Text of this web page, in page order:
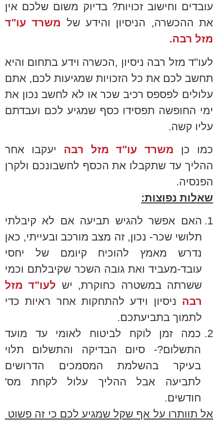
עובדים וחישוב זכויות? בדיוק משום שלכם אין
את ההכשרה, הניסיון והידע של משרד עו"ד
מזל רבה.
לעו"ד מזל רבה ניסיון ,הכשרה וידע בתחום והיא
תחשב לכם את כל הזכויות שמגיעות לכם, אתם
עלולים לפספס רכיב שכר או לא לחשב נכון את
ימי החופשה תפסידו כסף שמגיע לכם ועבדתם
עליו קשה.
כמו כן משרד עו"ד מזל רבה יעקבו אחר
ההליך עד שתקבלו את הכסף לחשבונכם ולקרן
הפנסיה.
שאלות נפוצות:
1. האם אפשר להגיש תביעה אם לא קיבלתי
תלושי שכר- נכון, זה מצב מורכב ובעייתי, כאן
נדרש מאמץ להוכיח קיומם של יחסי
עובד-מעביד ואת גובה השכר שקיבלתם וכמי
ששרתה במשטרה כחוקרת, יש לעו"ד מזל
רבה ניסיון וידע להתחקות אחר ראיות כדי
לתמוך בתביעתכם.
2. כמה זמן לוקח לביטוח לאומי עד מועד
התשלום?- סיום הבדיקה והתשלום תלוי
בעיקר בהשלמת המסמכים הדרושים
לתביעה אבל ההליך עלול לקחת מס'
חודשים.
אל תוותרו על אף שקל שמגיע לכם כי זה פשוט